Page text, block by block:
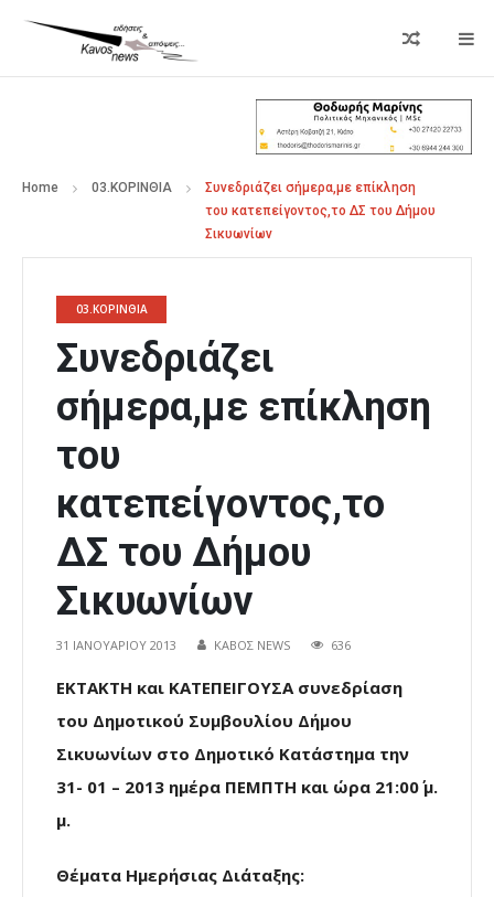
Home 03.ΚΟΡΙΝΘΙΑ
Συνεδριάζει σήμερα,με επίκληση
του κατεπείγοντος,το ΔΣ του Δήμου
Σικυωνίων
03.ΚΟΡΙΝΘΙΑ
Συνεδριάζει
σήμερα,με επίκληση
του
κατεπείγοντος,το
ΔΣ του Δήμου
Σικυωνίων
31 ΙΑΝΟΥΑΡΊΟΥ 2013 ΚΑΒΟΣ NEWS 636
ΕΚΤΑΚΤΗ και ΚΑΤΕΠΕΙΓΟΥΣΑ συνεδρίαση
του Δημοτικού Συμβουλίου Δήμου
Σικυωνίων στο Δημοτικό Κατάστημα την
31- 01 – 2013 ημέρα ΠΕΜΠΤΗ και ώρα 21:00΄ μ.
μ.
Θέματα Ημερήσιας Διάταξης: